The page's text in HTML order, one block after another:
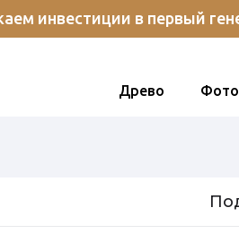
инвестиции в первый
Древо